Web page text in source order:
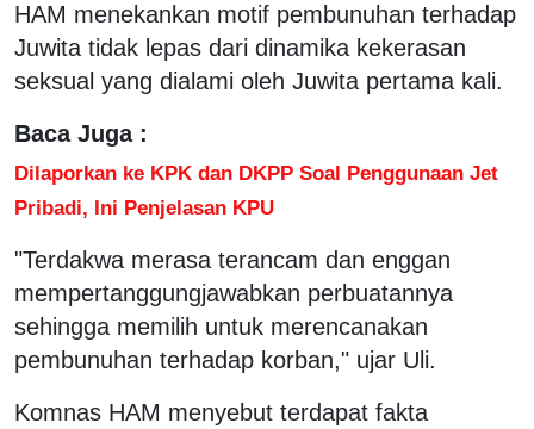
HAM menekankan motif pembunuhan terhadap
Juwita tidak lepas dari dinamika kekerasan
seksual yang dialami oleh Juwita pertama kali.
Baca Juga :
Dilaporkan ke KPK dan DKPP Soal Penggunaan Jet
Pribadi, Ini Penjelasan KPU
"Terdakwa merasa terancam dan enggan
mempertanggungjawabkan perbuatannya
sehingga memilih untuk merencanakan
pembunuhan terhadap korban," ujar Uli.
Komnas HAM menyebut terdapat fakta